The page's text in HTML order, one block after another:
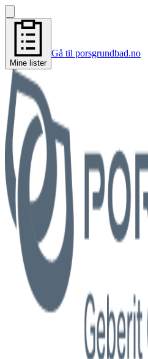
Mine lister
Gå til porsgrundbad.no